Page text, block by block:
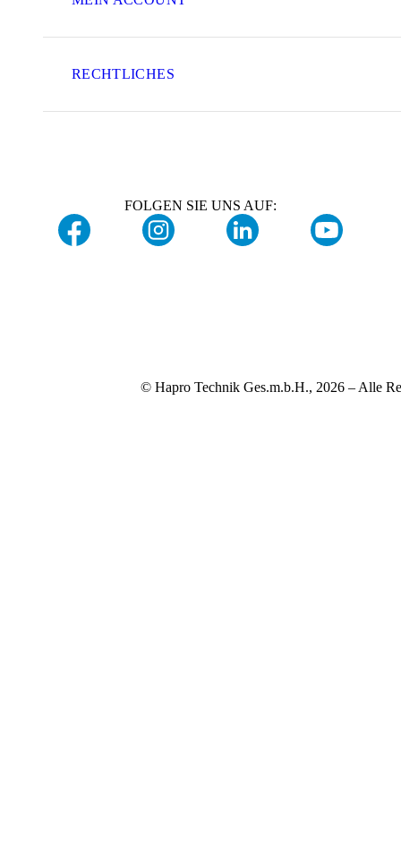
RECHTLICHES
FOLGEN SIE UNS AUF:
© Hapro Technik Ges.m.b.H., 2026 – Alle